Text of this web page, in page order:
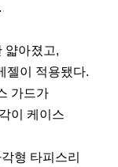
얇아졌고,
젤이 적용됐다.
가드가
이 케이스
형 타피스리